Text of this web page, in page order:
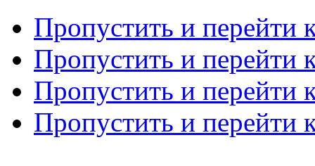
Пропустить и перейти
Пропустить и перейти
Пропустить и перейти
Пропустить и перейти